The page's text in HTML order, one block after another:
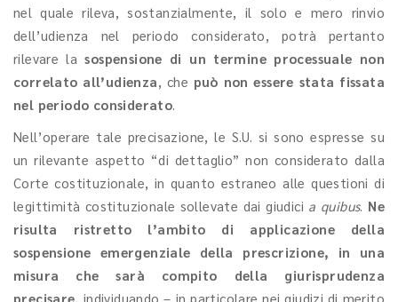
nel quale rileva, sostanzialmente, il solo e mero rinvio
dell’udienza nel periodo considerato, potrà pertanto
rilevare lasospensione di un termine processuale non
correlato all’udienza, che può non essere stata fissata
nel periodo considerato.
Nell’operare tale precisazione, le S.U. si sono espresse su
un rilevante aspetto “di dettaglio” non considerato dalla
Corte costituzionale, in quanto estraneo alle questioni di
legittimità costituzionale sollevate dai giudici a quibus. Ne
risulta
ristretto l’ambito di applicazione della
sospensione emergenziale della prescrizione, in una
misura che sarà compito della giurisprudenza
precisare, individuando – in particolare nei giudizi di merito